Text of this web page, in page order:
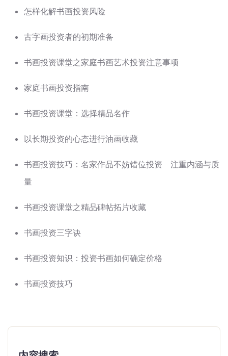
怎样化解书画投资风险
古字画投资者的初期准备
书画投资课堂之家庭书画艺术投资注意事项
家庭书画投资指南
书画投资课堂：选择精品名作
以长期投资的心态进行油画收藏
书画投资技巧：名家作品不妨错位投资 注重内涵与质
量
书画投资课堂之精品碑帖拓片收藏
书画投资三字诀
书画投资知识：投资书画如何确定价格
书画投资技巧